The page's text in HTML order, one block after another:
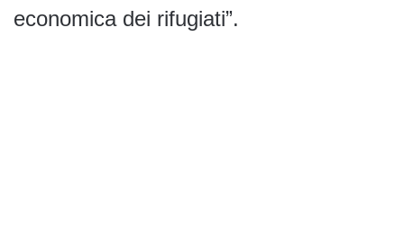
economica dei rifugiati”.